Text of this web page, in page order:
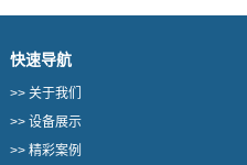
快速导航
>> 关于我们
>> 设备展示
>> 精彩案例